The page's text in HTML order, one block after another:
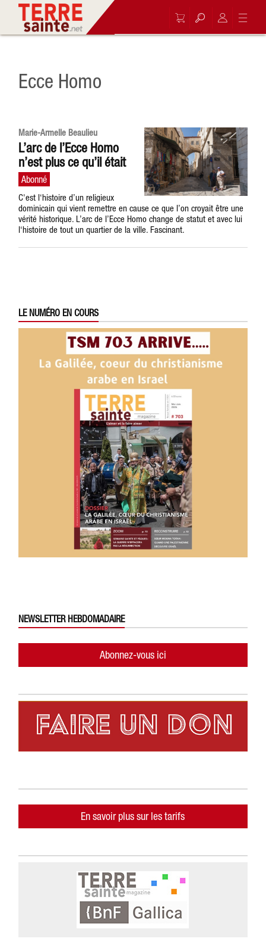
Ecce Homo
Marie-Armelle Beaulieu
L’arc de l’Ecce Homo
n’est plus ce qu’il était
C'est l‘histoire d’un religieux
dominicain qui vient remettre en cause ce que l’on croyait être une
vérité historique. L’arc de l’Ecce Homo change de statut et avec lui
l‘histoire de tout un quartier de la ville. Fascinant.
LE NUMÉRO EN COURS
NEWSLETTER HEBDOMADAIRE
Abonnez-vous ici
En savoir plus sur les tarifs